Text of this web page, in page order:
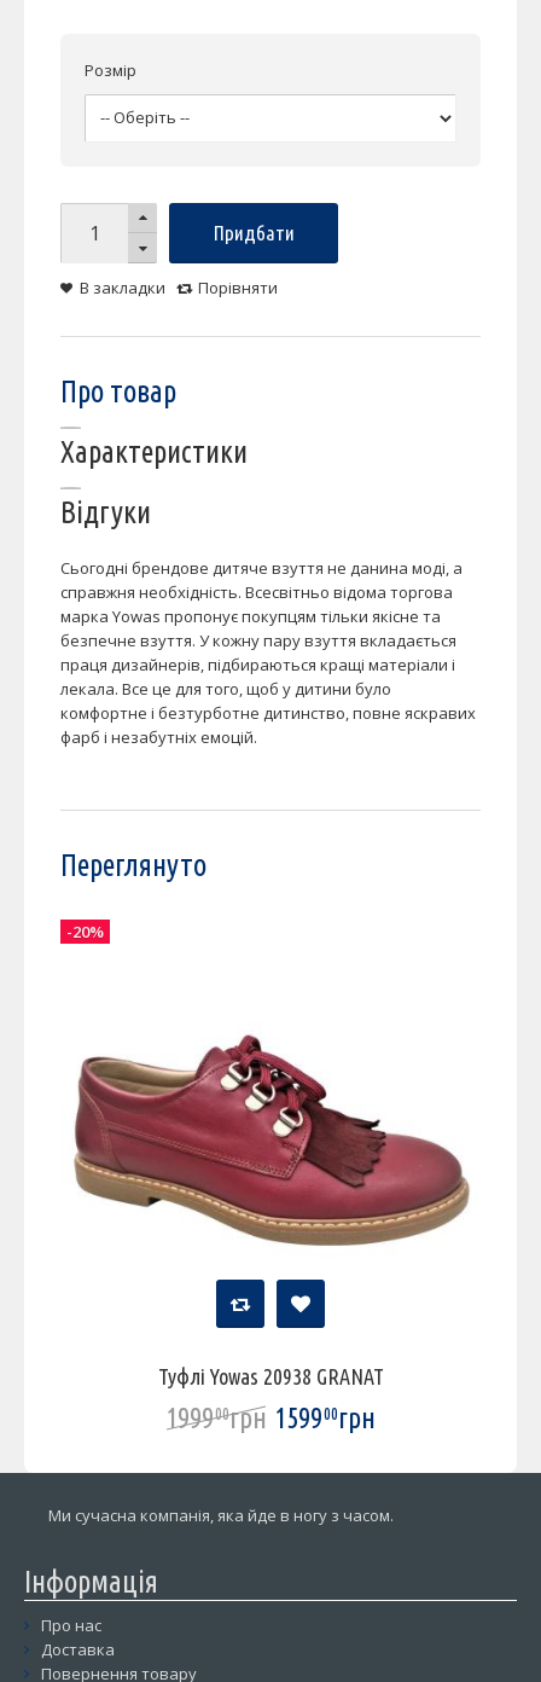
Розмір
Придбати
В закладки Порівняти
Про товар
Характеристики
Відгуки
Сьогодні брендове дитяче взуття не данина моді, а
справжня необхідність. Всесвітньо відома торгова
марка Yowas пропонує покупцям тільки якісне та
безпечне взуття. У кожну пару взуття вкладається
праця дизайнерів, підбираються кращі матеріали і
лекала. Все це для того, щоб у дитини було
комфортне і безтурботне дитинство, повне яскравих
фарб і незабутніх емоцій.
Переглянуто
Туфлі Yowas 20938 GRANAT
199900грн 159900грн
-20%
Ми сучасна компанія, яка йде в ногу з часом.
Інформація
Про нас
Доставка
Повернення товару